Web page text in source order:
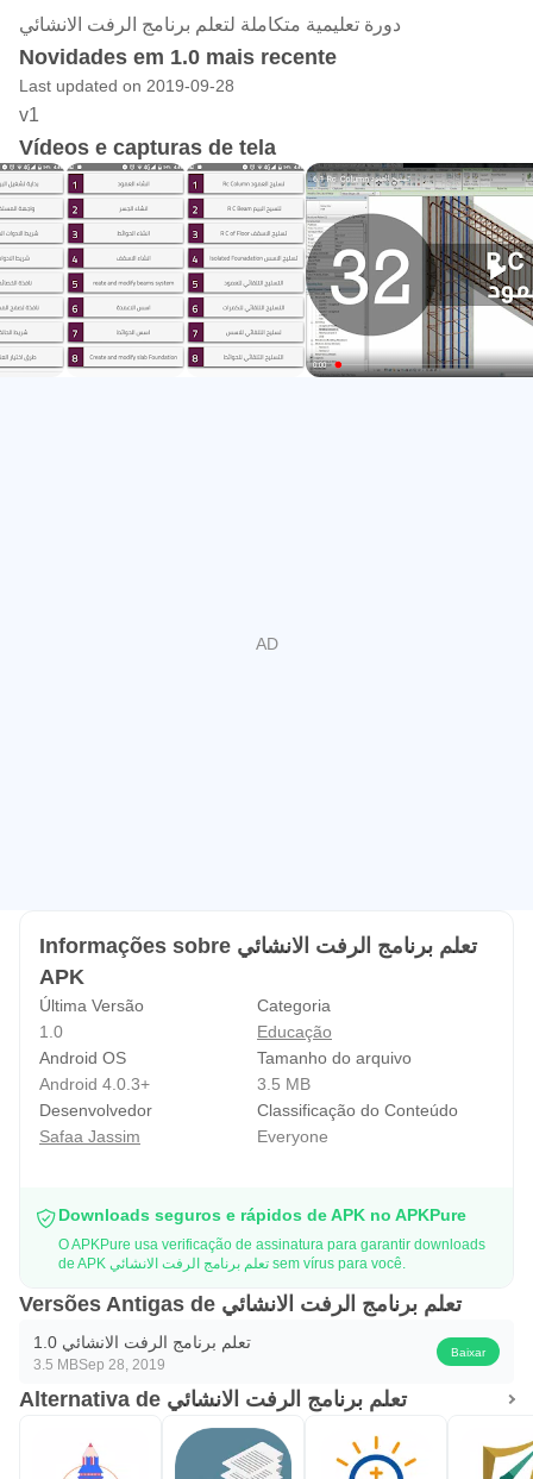
دورة تعليمية متكاملة لتعلم برنامج الرفت الانشائي
Novidades em 1.0 mais recente
Last updated on 2019-09-28
v1
Vídeos e capturas de tela
Informações sobre تعلم برنامج الرفت الانشائي
APK
Última Versão
1.0
Categoria
Educação
Android OS
Android 4.0.3+
Tamanho do arquivo
3.5 MB
Desenvolvedor
Safaa Jassim
Classificação do Conteúdo
Everyone
Downloads seguros e rápidos de APK no APKPure
O APKPure usa verificação de assinatura para garantir downloads
de APK تعلم برنامج الرفت الانشائي sem vírus para você.
Versões Antigas de تعلم برنامج الرفت الانشائي
تعلم برنامج الرفت الانشائي 1.0
3.5 MBSep 28, 2019
Baixar
Alternativa de تعلم برنامج الرفت الانشائي